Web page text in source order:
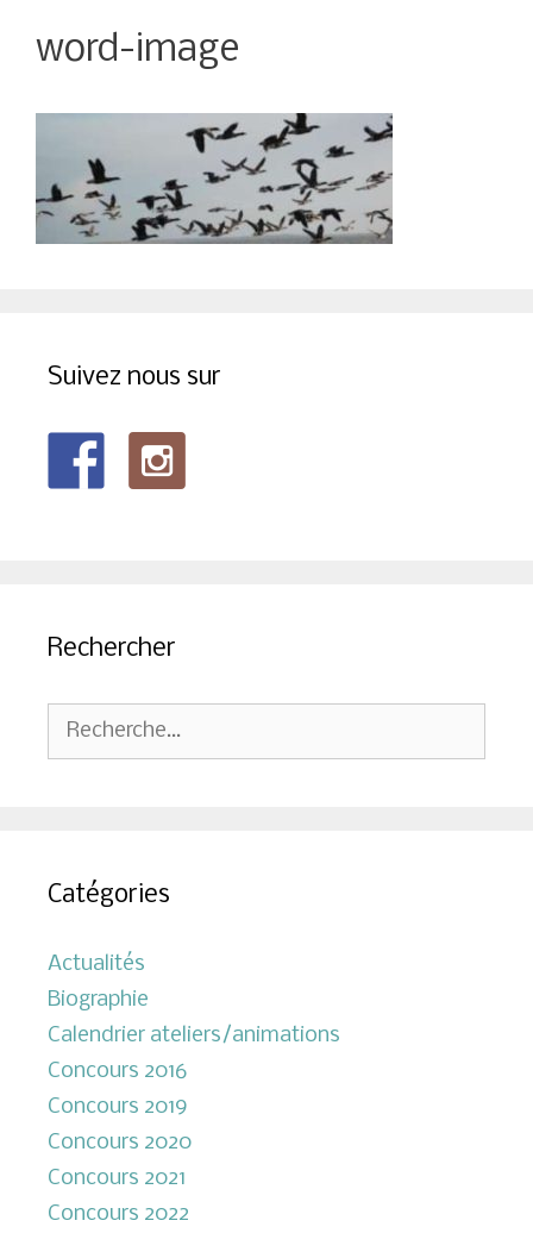
word-image
Suivez nous sur
Rechercher
Rechercher :
Catégories
Actualités
Biographie
Calendrier ateliers/animations
Concours 2016
Concours 2019
Concours 2020
Concours 2021
Concours 2022